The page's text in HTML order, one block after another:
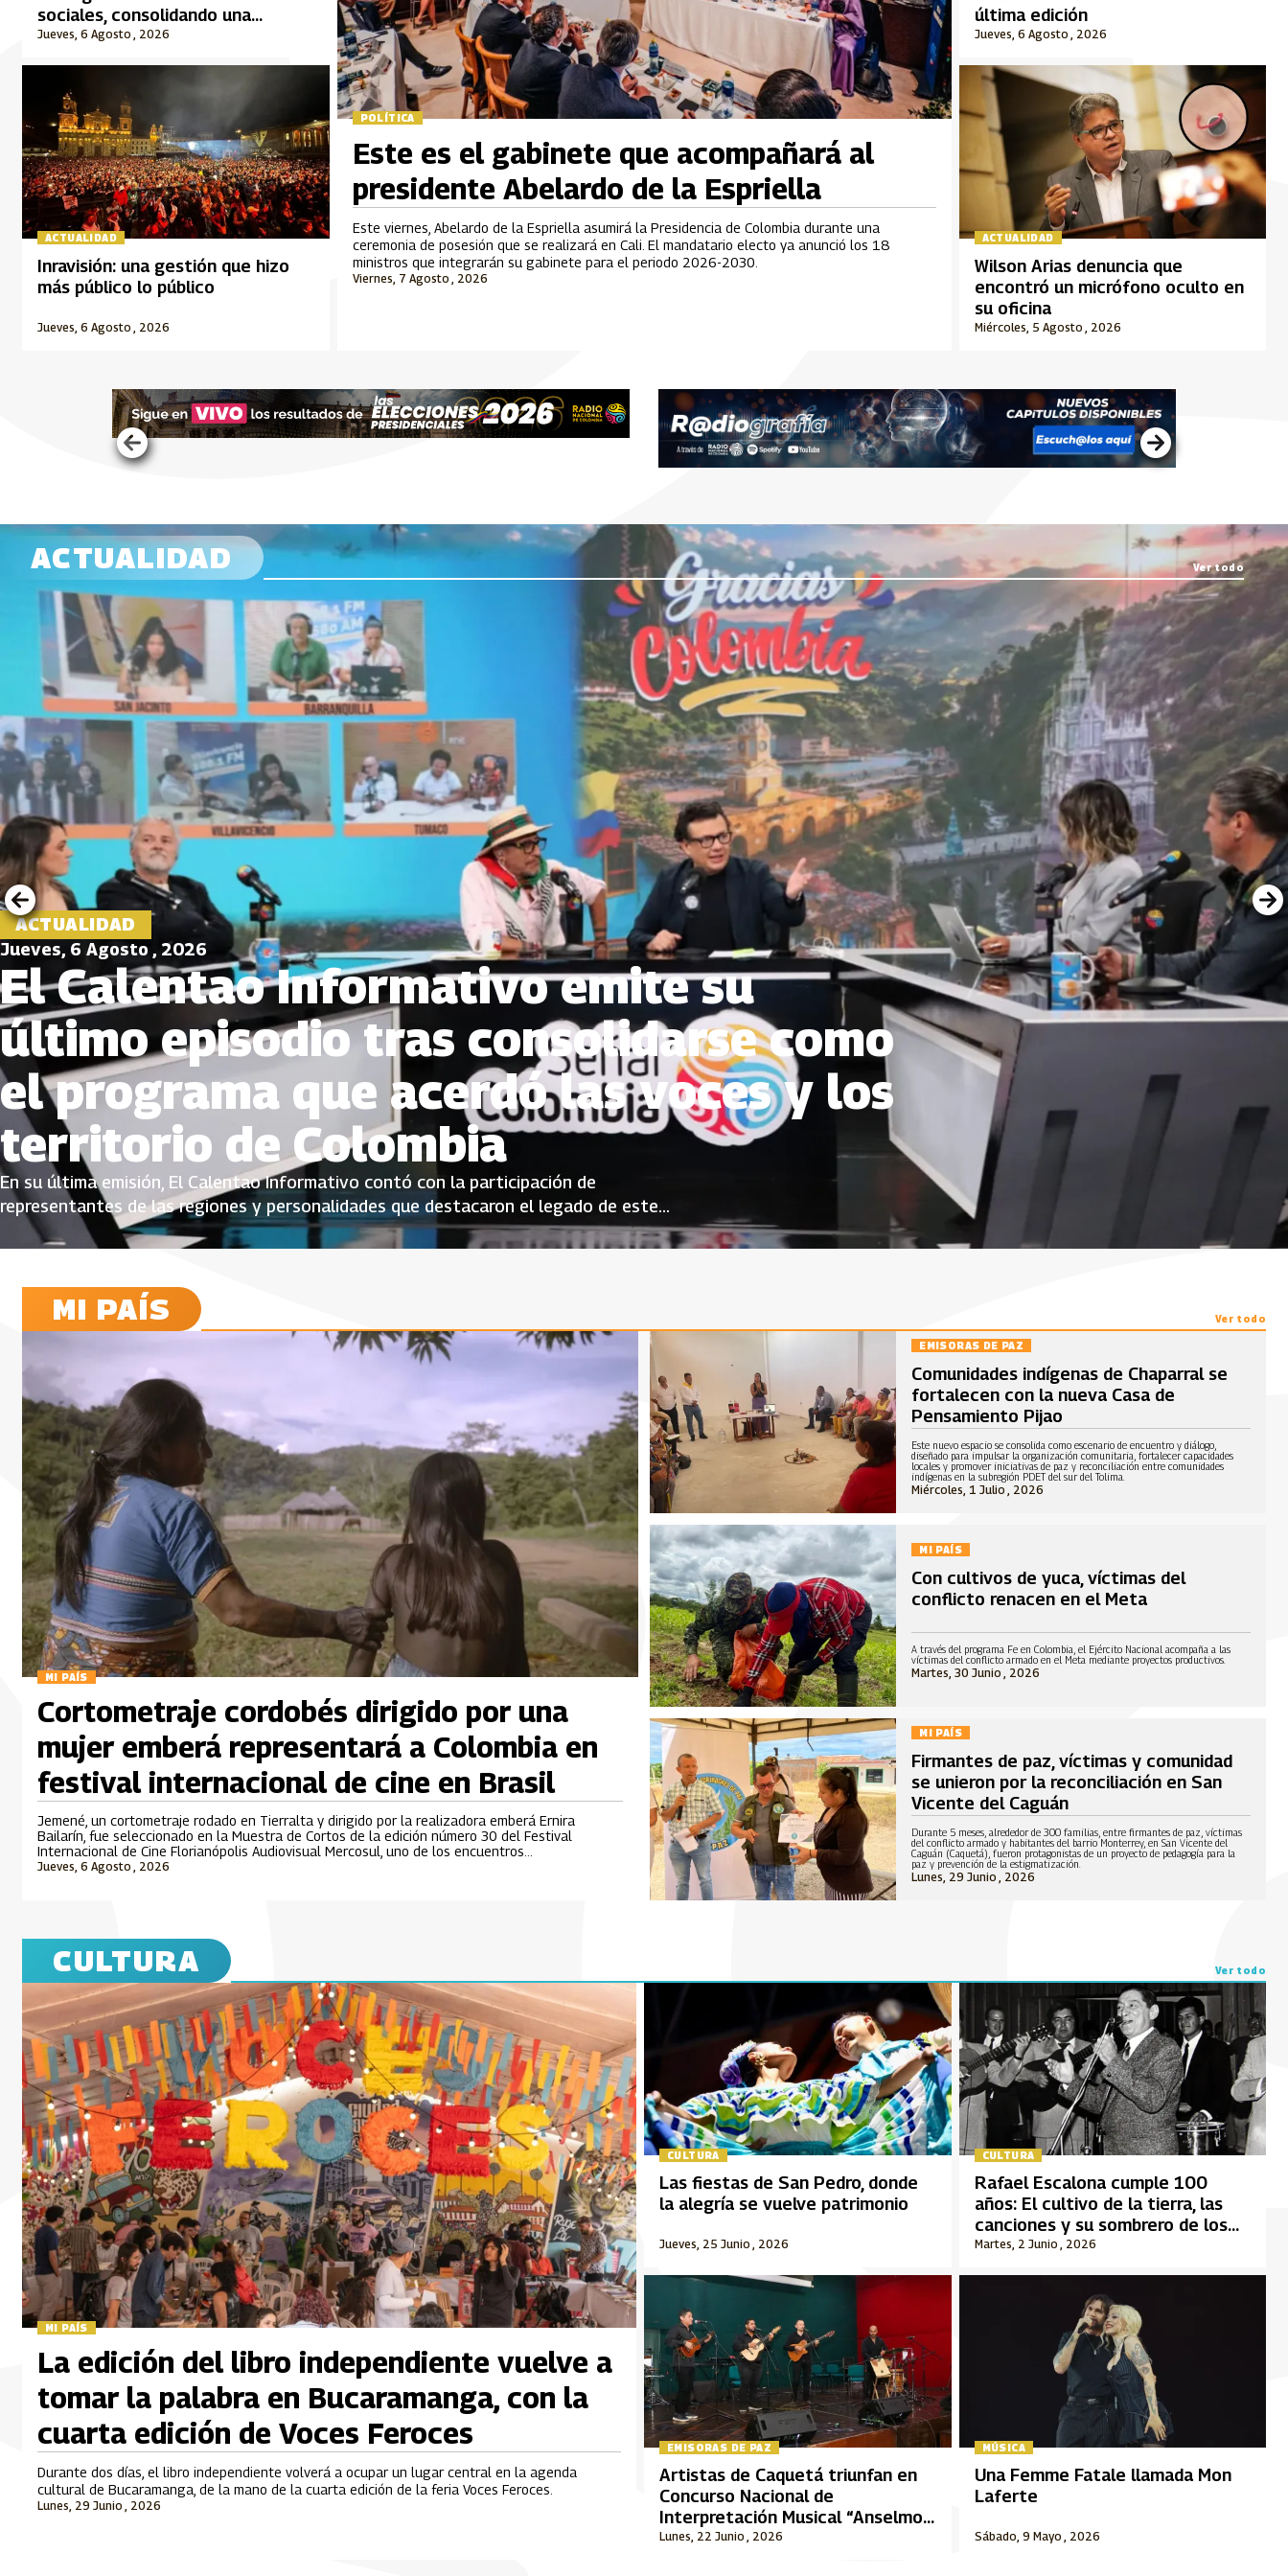
POLÍTICA
Este viernes, Abelardo de la Espriella asumirá la Presidencia de Colombia durante una
ceremonia de posesión que se realizará en Cali. El mandatario electo ya anunció los 18
ministros que integrarán su gabinete para el periodo 2026-2030.
Viernes, 7 Agosto , 2026
Este es el gabinete que acompañará al
presidente Abelardo de la Espriella
Jueves, 6 Agosto , 2026
sociales, consolidando una
audiencia informada a través del
ACTUALIDAD
Jueves, 6 Agosto , 2026
Inravisión: una gestión que hizo
más público lo público
Jueves, 6 Agosto , 2026
última edición
ACTUALIDAD
Miércoles, 5 Agosto , 2026
Wilson Arias denuncia que
encontró un micrófono oculto en
su oficina
ACTUALIDAD Ver todo
Jueves, 6 Agosto , 2026
El Calentao Informativo emite su
último episodio tras consolidarse como
el programa que acerdó las voces y los
territorio de Colombia
ACTUALIDAD
En su última emisión, El Calentao Informativo contó con la participación de
representantes de las regiones y personalidades que destacaron el legado de este
proyecto del Sistema de Medios Públicos, que amplificó las realidades de las
comunidades desde una mirada plural e incluyente.
MI PAÍS Ver todo
MI PAÍS
Jemené, un cortometraje rodado en Tierralta y dirigido por la realizadora emberá Ernira
Bailarín, fue seleccionado en la Muestra de Cortos de la edición número 30 del Festival
Internacional de Cine Florianópolis Audiovisual Mercosul, uno de los encuentros
cinematográficos más importantes de Suramérica que se desarrolla en Brasil.
Jueves, 6 Agosto , 2026
Cortometraje cordobés dirigido por una
mujer emberá representará a Colombia en
festival internacional de cine en Brasil
EMISORAS DE PAZ
Miércoles, 1 Julio , 2026
Comunidades indígenas de Chaparral se
fortalecen con la nueva Casa de
Pensamiento Pijao
Este nuevo espacio se consolida como escenario de encuentro y diálogo,
diseñado para impulsar la organización comunitaria, fortalecer capacidades
locales y promover iniciativas de paz y reconciliación entre comunidades
indígenas en la subregión PDET del sur del Tolima.
MI PAÍS
Martes, 30 Junio , 2026
Con cultivos de yuca, víctimas del
conflicto renacen en el Meta
A través del programa Fe en Colombia, el Ejército Nacional acompaña a las
víctimas del conflicto armado en el Meta mediante proyectos productivos.
MI PAÍS
Lunes, 29 Junio , 2026
Firmantes de paz, víctimas y comunidad
se unieron por la reconciliación en San
Vicente del Caguán
Durante 5 meses, alrededor de 300 familias, entre firmantes de paz, víctimas
del conflicto armado y habitantes del barrio Monterrey, en San Vicente del
Caguán (Caquetá), fueron protagonistas de un proyecto de pedagogía para la
paz y prevención de la estigmatización.
CULTURA Ver todo
MI PAÍS
Durante dos días, el libro independiente volverá a ocupar un lugar central en la agenda
cultural de Bucaramanga, de la mano de la cuarta edición de la feria Voces Feroces.
Lunes, 29 Junio , 2026
La edición del libro independiente vuelve a
tomar la palabra en Bucaramanga, con la
cuarta edición de Voces Feroces
CULTURA
Jueves, 25 Junio , 2026
Las fiestas de San Pedro, donde
la alegría se vuelve patrimonio
EMISORAS DE PAZ
Lunes, 22 Junio , 2026
Artistas de Caquetá triunfan en
Concurso Nacional de
Interpretación Musical “Anselmo
Durán Plazas”
CULTURA
Martes, 2 Junio , 2026
Rafael Escalona cumple 100
años: El cultivo de la tierra, las
canciones y su sombrero de los
últimos años
MÚSICA
Sábado, 9 Mayo , 2026
Una Femme Fatale llamada Mon
Laferte